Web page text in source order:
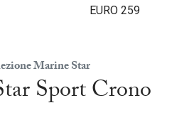
EURO 259
Marine Star
Sport Crono